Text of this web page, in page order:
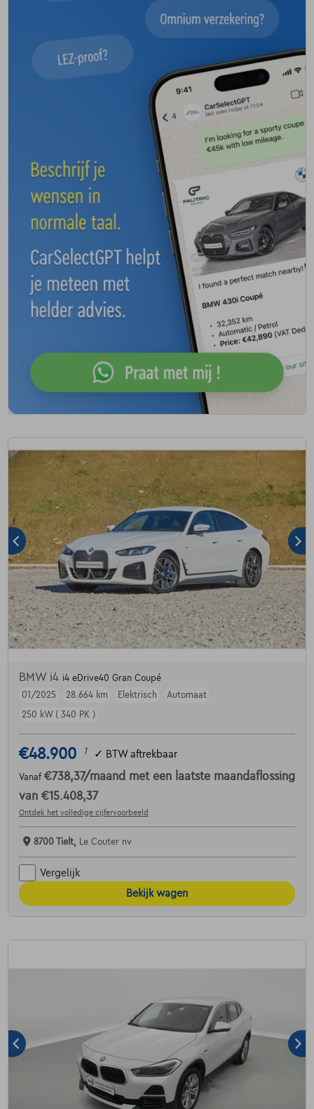
BMW i4 i4 eDrive40 Gran Coupé
01/2025
28.664 km Elektrisch
Automaat
250 kW ( 340 PK )
€48.900 1 ✓ BTW aftrekbaar
Vanaf €738,37/maand met een laatste maandaflossing
van €15.408,37
Ontdek het volledige cijfervoorbeeld
8700 Tielt, Le Couter nv
Vergelijk
Bekijk wagen